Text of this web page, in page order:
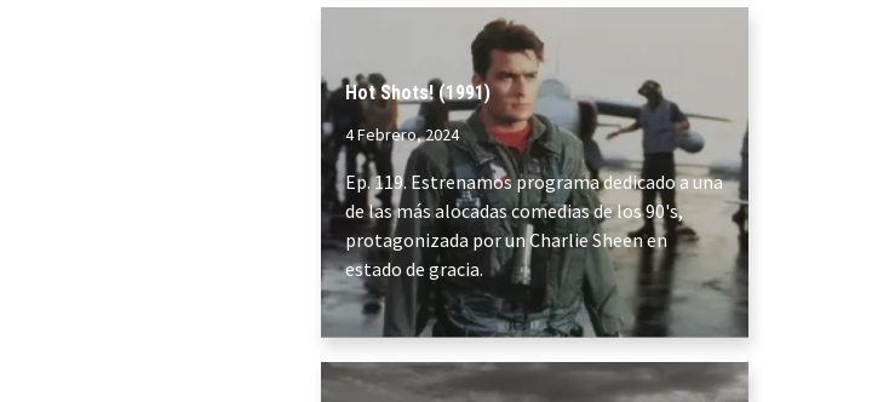
Hot Shots! (1991)
4 Febrero, 2024
Ep. 119. Estrenamos programa dedicado a una
de las más alocadas comedias de los 90's,
protagonizada por un Charlie Sheen en
estado de gracia.